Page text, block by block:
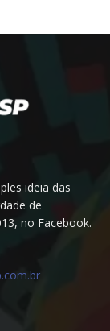
ideia das
de
no Facebook.